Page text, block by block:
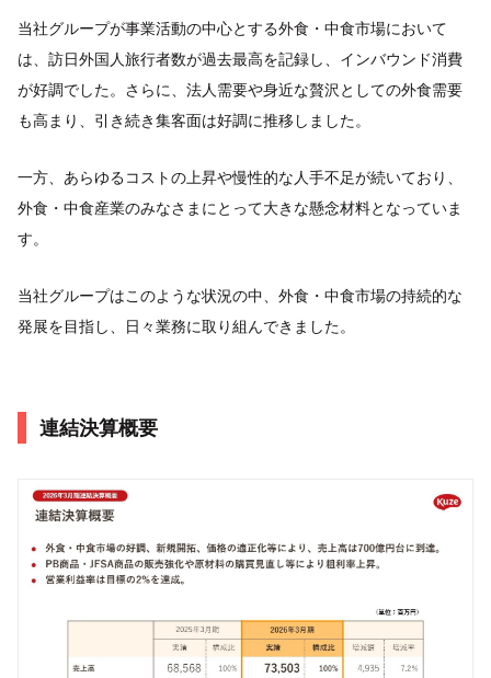
当社グループが事業活動の中心とする外食・中食市場において
は、訪日外国人旅行者数が過去最高を記録し、インバウンド消費
が好調でした。さらに、法人需要や身近な贅沢としての外食需要
も高まり、引き続き集客面は好調に推移しました。
一方、あらゆるコストの上昇や慢性的な人手不足が続いており、
外食・中食産業のみなさまにとって大きな懸念材料となっていま
す。
当社グループはこのような状況の中、外食・中食市場の持続的な
発展を目指し、日々業務に取り組んできました。
連結決算概要